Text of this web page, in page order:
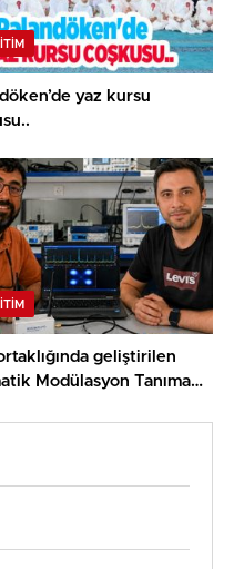
yaz kursu
geliştirilen
Modülasyon Tanıma